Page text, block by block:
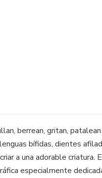
berrean, gritan,
bífidas, dientes
a una adorable criatura.
especialmente